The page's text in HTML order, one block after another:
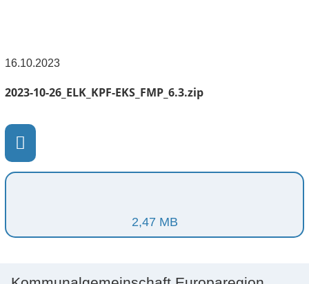
16.10.2023
2023-10-26_ELK_KPF-EKS_FMP_6.3.zip
2,47 MB